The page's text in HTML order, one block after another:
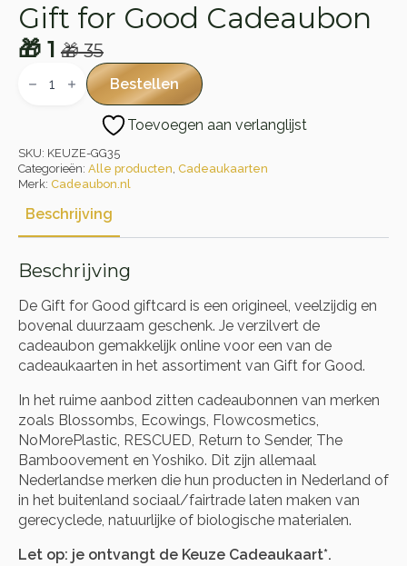
Gift for Good Cadeaubon
🎁35
Oorspronkelijke
prijs
🎁 35.
🎁 1
Huidige
prijs
🎁 1.
for
Bestellen
Toevoegen aan verlanglijst
SKU: KEUZE-GG35
Categorieën: Alle producten, Cadeaukaarten
Merk: Cadeaubon.nl
Beschrijving
Beschrijving
De Gift for Good giftcard is een origineel, veelzijdig en
bovenal duurzaam geschenk. Je verzilvert de
cadeaubon gemakkelijk online voor een van de
cadeaukaarten in het assortiment van Gift for Good.
In het ruime aanbod zitten cadeaubonnen van merken
zoals Blossombs, Ecowings, Flowcosmetics,
NoMorePlastic, RESCUED, Return to Sender, The
Bamboovement en Yoshiko. Dit zijn allemaal
Nederlandse merken die hun producten in Nederland of
in het buitenland sociaal/fairtrade laten maken van
gerecyclede, natuurlijke of biologische materialen.
Let op: je ontvangt de Keuze Cadeaukaart*.